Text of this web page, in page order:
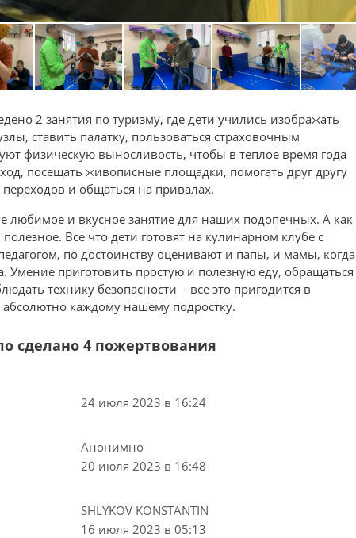
2 занятия по туризму, где дети учились изображать
ставить палатку, пользоваться страховочным
физическую выносливость, чтобы в теплое время года
посещать живописные площадки, помогать друг другу
и общаться на привалах.
любимое и вкусное занятие для наших подопечных. А как
Все что дети готовят на кулинарном клубе с
по достоинству оценивают и папы, и мамы, когда
Умение приготовить простую и полезную еду, обращаться
технику безопасности - все это пригодится в
каждому нашему подростку.
сделано 4 пожертвования
24 июля 2023 в 16:24
Анонимно
20 июля 2023 в 16:48
SHLYKOV KONSTANTIN
16 июля 2023 в 05:13